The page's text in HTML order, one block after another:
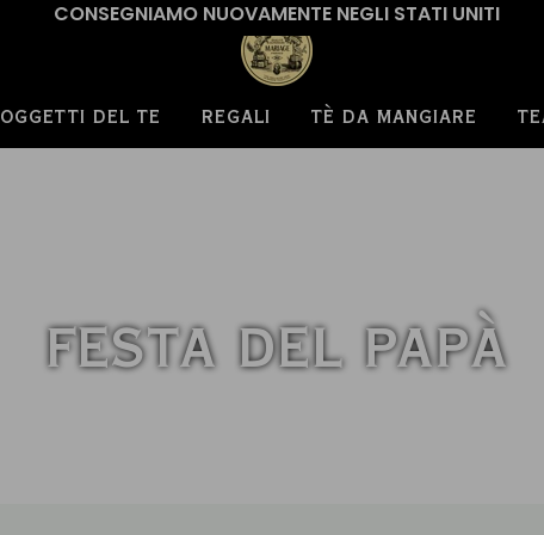
CONSEGNIAMO NUOVAMENTE NEGLI STATI UNITI
OGGETTI DEL TE REGALI TÈ DA MANGIARE
FESTA DEL PAPÀ